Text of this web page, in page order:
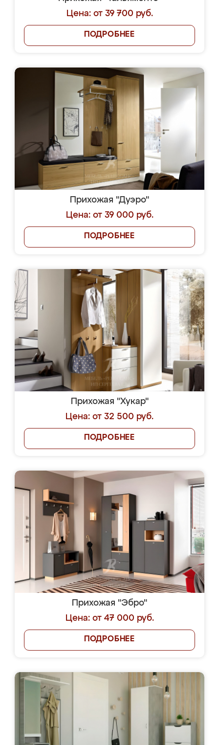
Цена: от 39 700 руб.
ПОДРОБНЕЕ
Прихожая "Дуэро"
Цена: от 39 000 руб.
ПОДРОБНЕЕ
Прихожая "Хукар"
Цена: от 32 500 руб.
ПОДРОБНЕЕ
Прихожая "Эбро"
Цена: от 47 000 руб.
ПОДРОБНЕЕ